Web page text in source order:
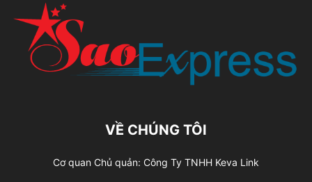
VỀ CHÚNG TÔI
Cơ quan Chủ quản: Công Ty TNHH Keva Link